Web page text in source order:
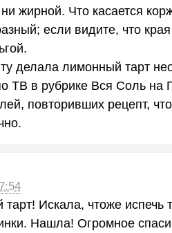
жирной. Что касается
если видите, что
делала лимонный тарт
ТВ в рубрике Вся Соль на
повторивших рецепт,
Искала, чтоже испечь
Нашла! Огромное